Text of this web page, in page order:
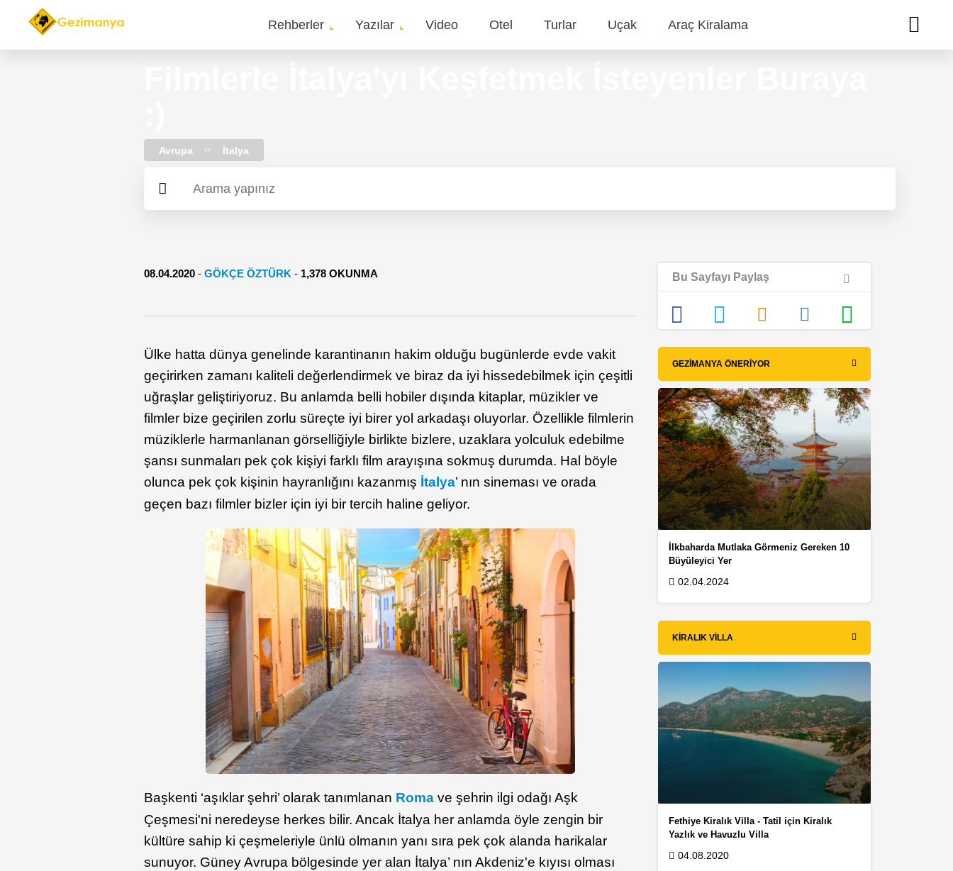
Main
Rehberler Yazılar Video Otel Turlar Uçak Araç Kiralama
Avrupa İtalya
08.04.2020 -GÖKÇE ÖZTÜRK - 1,378 OKUNMA
Ülke hatta dünya genelinde karantinanın hakim olduğu bugünlerde evde vakit
geçirirken zamanı kaliteli değerlendirmek ve biraz da iyi hissedebilmek için çeşitli
uğraşlar geliştiriyoruz. Bu anlamda belli hobiler dışında kitaplar, müzikler ve
filmler bize geçirilen zorlu süreçte iyi birer yol arkadaşı oluyorlar. Özellikle filmlerin
müziklerle harmanlanan görselliğiyle birlikte bizlere, uzaklara yolculuk edebilme
şansı sunmaları pek çok kişiyi farklı film arayışına sokmuş durumda. Hal böyle
olunca pek çok kişinin hayranlığını kazanmış İtalya’ nın sineması ve orada
geçen bazı filmler bizler için iyi bir tercih haline geliyor.
Başkenti ‘aşıklar şehri’ olarak tanımlanan Roma ve şehrin ilgi odağı Aşk
Çeşmesi'ni neredeyse herkes bilir. Ancak İtalya her anlamda öyle zengin bir
kültüre sahip ki çeşmeleriyle ünlü olmanın yanı sıra pek çok alanda harikalar
sunuyor. Güney Avrupa bölgesinde yer alan İtalya’ nın Akdeniz'e kıyısı olması
Bu Sayfayı Paylaş
GEZIMANYA ÖNERIYOR
İlkbaharda Mutlaka Görmeniz Gereken 10
Büyüleyici Yer
02.04.2024
KIRALIK VILLA
Fethiye Kiralık Villa - Tatil için Kiralık
Yazlık ve Havuzlu Villa
04.08.2020